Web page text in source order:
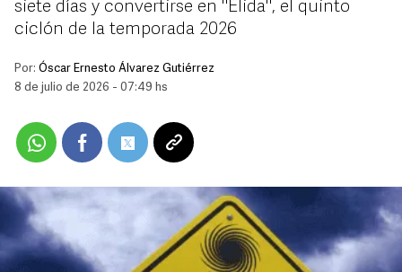
siete días y convertirse en "Elida", el quinto
ciclón de la temporada 2026
Por: Óscar Ernesto Álvarez Gutiérrez
8 de julio de 2026 - 07:49 hs